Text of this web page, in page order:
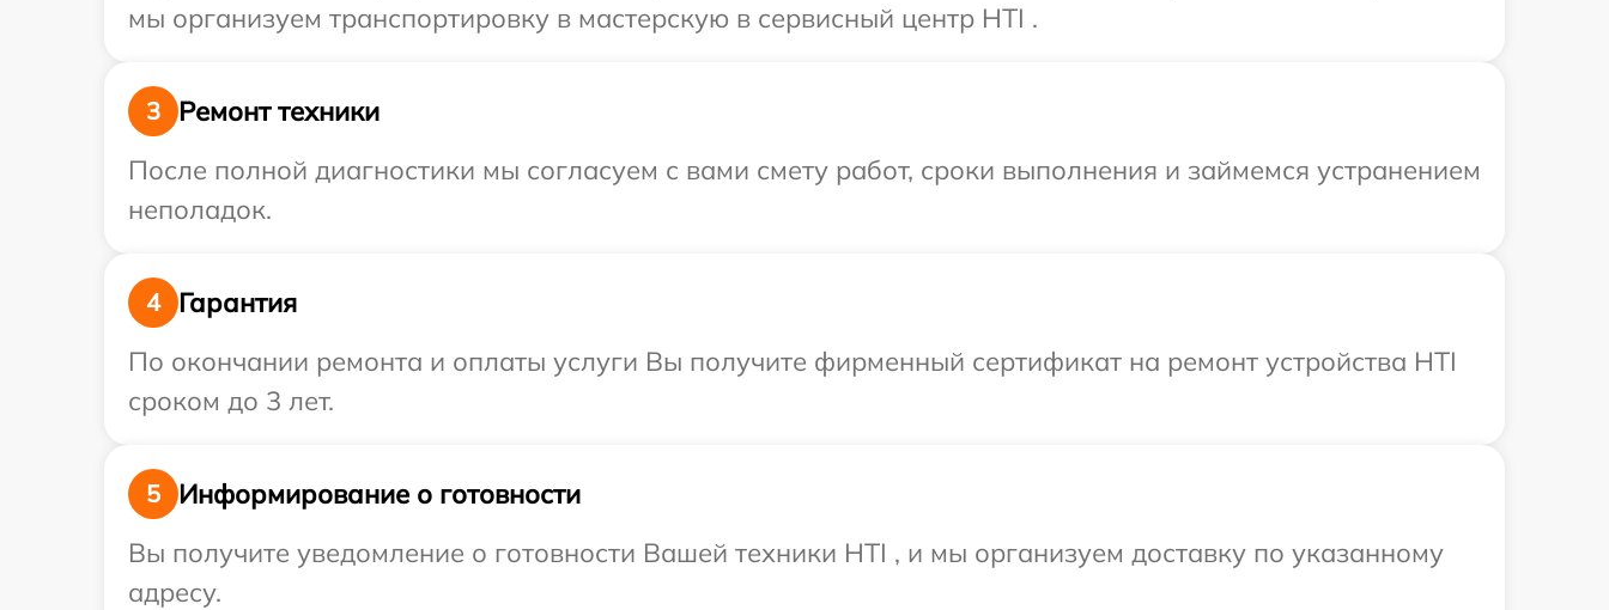
мы организуем транспортировку в мастерскую в сервисный центр HTI .
3
Ремонт техники
После полной диагностики мы согласуем с вами смету работ, сроки выполнения и займемся устранением
неполадок.
4
Гарантия
По окончании ремонта и оплаты услуги Вы получите фирменный сертификат на ремонт устройства HTI
сроком до 3 лет.
5
Информирование о готовности
Вы получите уведомление о готовности Вашей техники HTI , и мы организуем доставку по указанному
адресу.